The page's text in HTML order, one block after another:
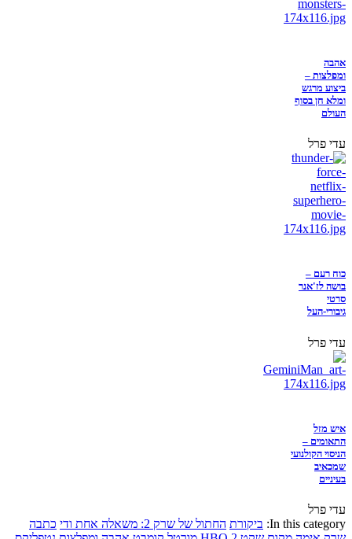
אהבה
ומפלצות –
ביצוע מרגש
ומלא חן בסוף
העולם
עדי פרל
כוח רעם –
בושה לז'אנר
סרטי
גיבורי-העל
עדי פרל
איש מזל
התאומים –
הניסוי הקולנועי
שמכאיב
בעיניים
עדי פרל
In this category: ביקורת החתול של שרק 2: משאלה אחת ודי
כתבה